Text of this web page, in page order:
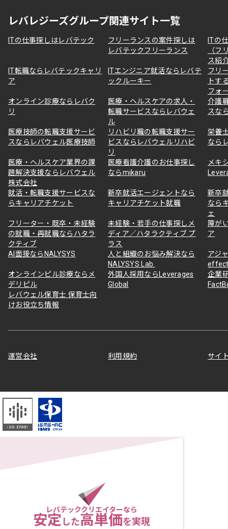
レバレジーズグループ関連サイト一覧
ITの仕事探しはレバテック
フリーランスの案件探しは
レバテックフリーランス
ITの
（フ
ス紹
IT転職ならレバテックキャリ
ア
ITエンジニア就活ならレバテ
ックルーキー
フリ
トす
フォ
オンライン診療ならレバク
リ
医療・ヘルスケアの求人・
転職サービスならレバウェ
ル
介護
スな
医療技師の転職支援サービ
スならレバウェル医療技師
リハビリ職の転職支援サー
ビスならレバウェルリハビ
リ
栄養
なら
医療・ヘルスケア業界の課
題解決支援ならレバウェル
株式会社
医療看護介護のお仕事探し
ならmikaru
メキ
就活・転職支援サービスな
らキャリアチケット
新卒就活エージェントなら
キャリアチケット就職
新卒
なら
ェ
フリーター・既卒・未経験
の就職・再就職ならハタラ
クティブ
未経験・若手の仕事探しメ
ディア／ハタラクティブ プ
ラス
障が
ア
AI面接ならNALYSYS
人と組織のお悩み解決なら
NALYSYS Lab.
アジ
オンラインピル診療ならメ
デリピル
外国人採用ならLeverages
Global
企業
レバウェル保育士 保育士向
けお役立ち情報
運営会社 利用規約 サイ
レバテッククリエイターなら
安定した高単価を実現